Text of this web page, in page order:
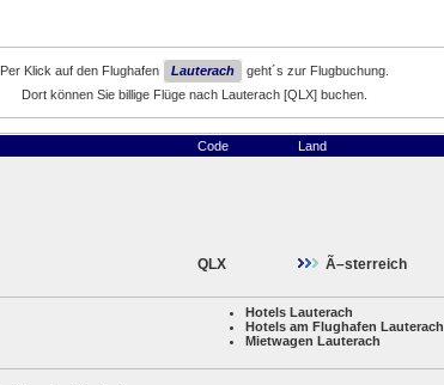
Per Klick auf den Flughafen Lauterach
geht´s zur Flugbuchung.
Dort können Sie billige Flüge nach Lauterach [QLX] buchen.
Code Land
QLX Ã–sterreich
Hotels Lauterach
Hotels am Flughafen Lauterach
Mietwagen Lauterach